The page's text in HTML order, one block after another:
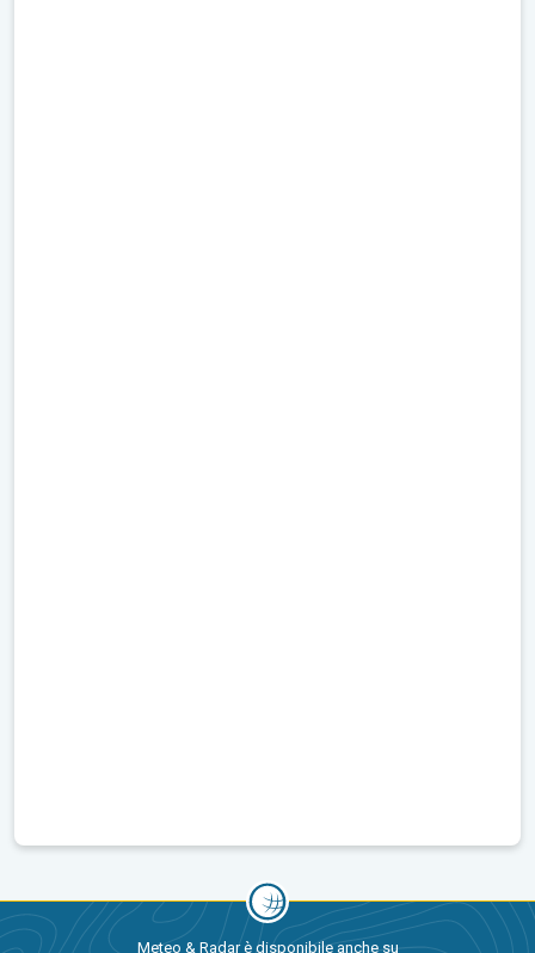
Meteo & Radar è disponibile anche su